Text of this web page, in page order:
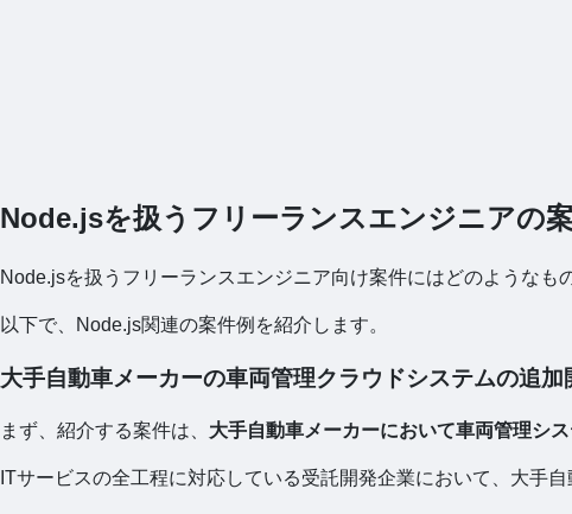
Node.jsを扱うフリーランスエンジニアの
Node.jsを扱うフリーランスエンジニア向け案件にはどのようなも
以下で、Node.js関連の案件例を紹介します。
大手自動車メーカーの車両管理クラウドシステムの追加
まず、紹介する案件は、 大手自動車メーカーにおいて車両管理シ
ITサービスの全工程に対応している受託開発企業において、大手